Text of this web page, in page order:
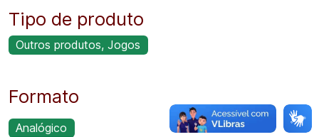
Tipo de produto
Outros produtos, Jogos
Formato
Analógico